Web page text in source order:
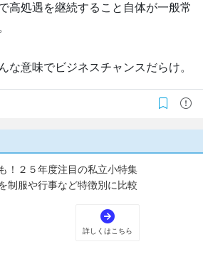
高処遇を継続すること自体が一般常
な意味でビジネスチャンスだらけ。